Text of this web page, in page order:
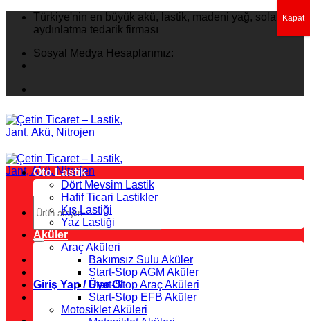
İçeriğeTürkiye'nin en büyük akü, lastik, madeni yağ, solar
aydınlatma tedarik firması
Sosyal Medya Hesaplarımız:
Ara:
Giriş Yap / Üye Ol
Oto Lastik
Dört Mevsim Lastik
Hafif Ticari Lastikler
Kış Lastiği
Yaz Lastiği
Aküler
Araç Aküleri
Bakımsız Sulu Aküler
Start-Stop AGM Aküler
Start-Stop Araç Aküleri
Start-Stop EFB Aküler
Motosiklet Aküleri
Kapat